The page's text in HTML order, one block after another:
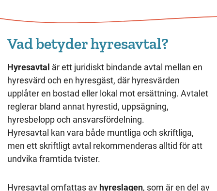
Vad betyder hyresavtal?
Hyresavtal är ett juridiskt bindande avtal mellan en
hyresvärd och en hyresgäst, där hyresvärden
upplåter en bostad eller lokal mot ersättning. Avtalet
reglerar bland annat hyrestid, uppsägning,
hyresbelopp och ansvarsfördelning.
Hyresavtal kan vara både muntliga och skriftliga,
men ett skriftligt avtal rekommenderas alltid för att
undvika framtida tvister.
Hyresavtal omfattas av hyreslagen, som är en del av